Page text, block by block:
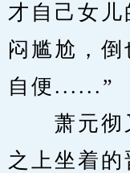
才自己女儿
闷尴尬，
自便......”
萧元彻又
之上坐着